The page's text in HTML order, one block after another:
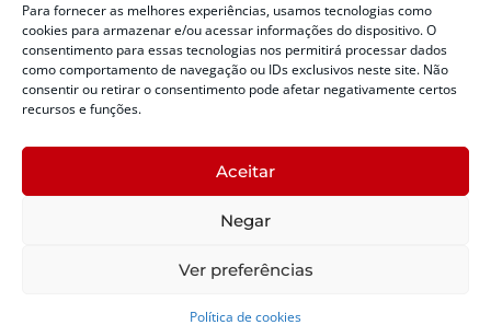
Para fornecer as melhores experiências, usamos tecnologias como
cookies para armazenar e/ou acessar informações do dispositivo. O
consentimento para essas tecnologias nos permitirá processar dados
como comportamento de navegação ou IDs exclusivos neste site. Não
consentir ou retirar o consentimento pode afetar negativamente certos
recursos e funções.
Aceitar
Negar
Ver preferências
Política de cookies
Alertas Defesa Civil:
SMS 40199
ENDEREÇO
Defesa Civil do Estado de Santa Catarina
Bairro:
Capoeiras, Florianópolis, SC
Política de Privacidade